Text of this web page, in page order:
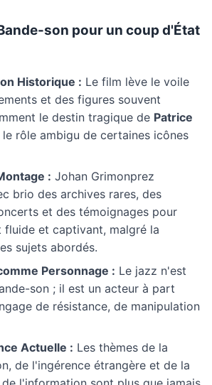
son pour un coup d'État
Historique : Le film lève le voile
et des figures souvent
le destin tragique de Patrice
rôle ambigu de certaines icônes
: Johan Grimonprez
brio des archives rares, des
et des témoignages pour
fluide et captivant, malgré la
sujets abordés.
Personnage : Le jazz n'est
son ; il est un acteur à part
de résistance, de manipulation
Actuelle : Les thèmes de la
de l'ingérence étrangère et de la